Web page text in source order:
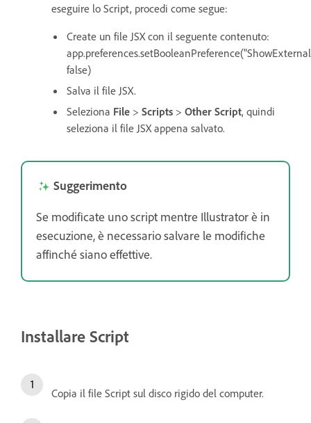
eseguire lo Script, procedi come segue:
Create un file JSX con il seguente contenuto:
false)
Salva il file JSX.
Seleziona File > Scripts > Other Script, quindi
seleziona il file JSX appena salvato.
Suggerimento
Se modificate uno script mentre Illustrator è in
esecuzione, è necessario salvare le modifiche
affinché siano effettive.
Installare Script
Copia il file Script sul disco rigido del computer.